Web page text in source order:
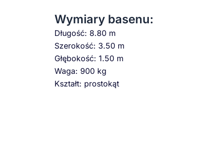
Wymiary basenu:
Długość: 8.80 m
Szerokość: 3.50 m
Głębokość: 1.50 m
Waga: 900 kg
Kształt: prostokąt